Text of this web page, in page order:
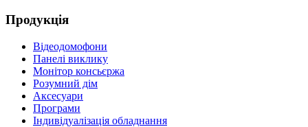
Продукція
Відеодомофони
Панелі виклику
Монітор консьєржа
Розумний дім
Аксесуари
Програми
Індивідуалізація обладнання